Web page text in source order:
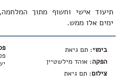
תיעוד אישי וחשוף מתוך
ימים אלו ממש.
בימוי: תם גיאת
הפקה: אוהד מילשטיין
צילום: תם גיאת